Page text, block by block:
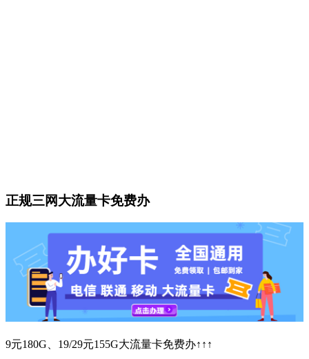
正规三网大流量卡免费办
9元180G、19/29元155G大流量卡免费办↑↑↑